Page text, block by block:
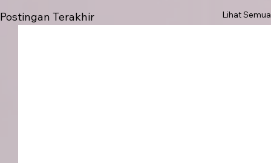
Postingan Terakhir Lihat Semua